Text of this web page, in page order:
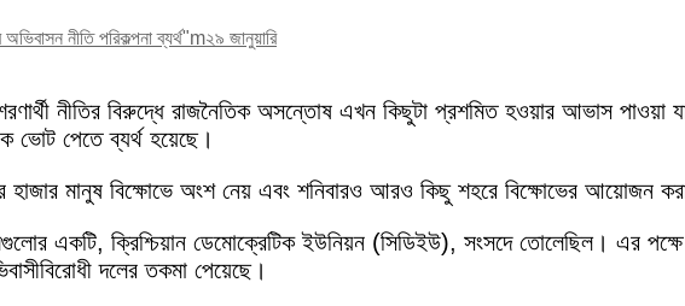
অভিবাসন নীতি পরিকল্পনা ব্যর্থ"m২৯ জানুয়ারি
নীতির বিরুদ্ধে রাজনৈতিক অসন্তোষ এখন কিছুটা প্রশমিত হওয়ার আভাস পাওয়া
ভোট পেতে ব্যর্থ হয়েছে।
হাজার মানুষ বিক্ষোভে অংশ নেয় এবং শনিবারও আরও কিছু শহরে বিক্ষোভের আয়োজন
একটি, ক্রিশ্চিয়ান ডেমোক্রেটিক ইউনিয়ন (সিডিইউ), সংসদে তোলেছিল। এর
দলের তকমা পেয়েছে।